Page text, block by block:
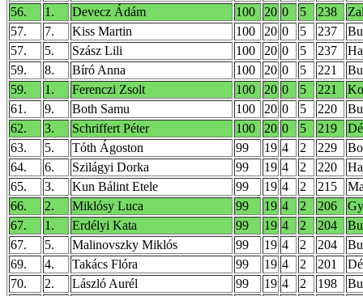
56.
1. Devecz Ádám 100 20 0 5 238
57.
7. Kiss Martin 100 20 0 5 237
57.
5. Szász Lili 100 20 0 5 237
59.
8. Bíró Anna 100 20 0 5 221
59.
1. Ferenczi Zsolt 100 20 0 5 221
61.
9. Both Samu 100 20 0 5 220
62.
3. Schriffert Péter 100 20 0 5 219
63.
5. Tóth Ágoston 99 19 4 2 229
64.
6. Szilágyi Dorka 99 19 4 2 220
65.
3. Kun Bálint Etele 99 19 4 2 215
66.
2. Miklósy Luca 99 19 4 2 206
67.
1. Erdélyi Kata 99 19 4 2 204
67.
5. Malinovszky Miklós 99 19 4 2 204
69.
4. Takács Flóra 99 19 4 2 201
70.
2. László Aurél 99 19 4 2 198